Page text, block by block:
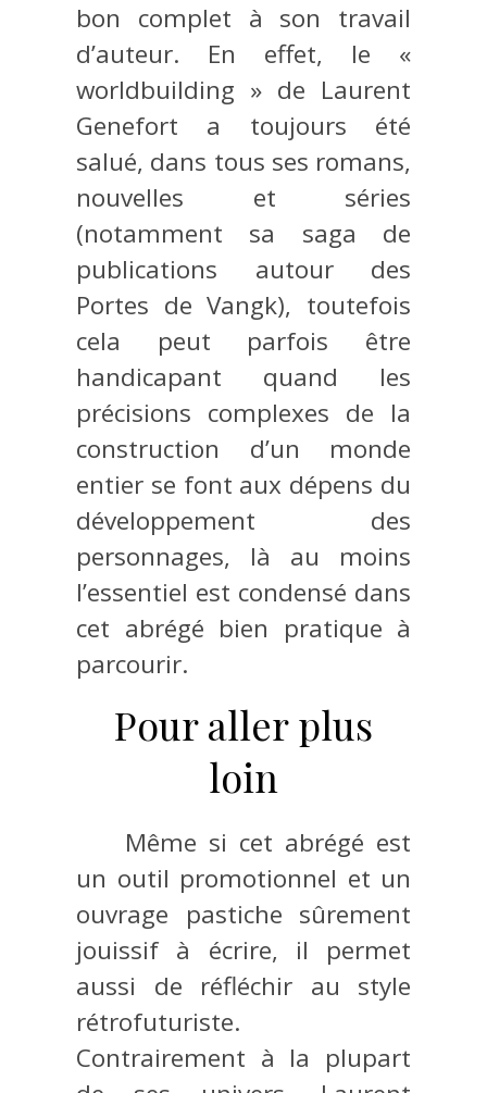
bon complet à son travail
d’auteur. En effet, le «
worldbuilding » de Laurent
Genefort a toujours été
salué, dans tous ses romans,
nouvelles et séries
(notamment sa saga de
publications autour des
Portes de Vangk), toutefois
cela peut parfois être
handicapant quand les
précisions complexes de la
construction d’un monde
entier se font aux dépens du
développement des
personnages, là au moins
l’essentiel est condensé dans
cet abrégé bien pratique à
parcourir.
Pour aller plus
loin
Même si cet abrégé est
un outil promotionnel et un
ouvrage pastiche sûrement
jouissif à écrire, il permet
aussi de réfléchir au style
rétrofuturiste.
Contrairement à la plupart